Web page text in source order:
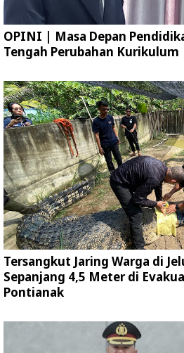
OPINI | Masa Depan
Tengah Perubahan Kurikulum
Tersangkut Jaring Warga di
Sepanjang 4,5 Meter di
Pontianak